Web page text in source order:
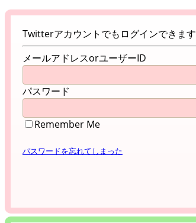
Twitterアカウントでもログインできます
メールアドレスorユーザーID
パスワード
Remember Me
パスワードを忘れてしまった